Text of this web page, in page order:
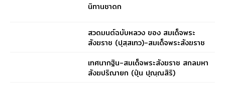
นิทานชาดก
สวดมนต์ฉบับหลวง ของ สมเด็จพระ
สังฆราช (ปุสฺสเทว)-สมเด็จพระสังฆราช
เทศนากฐิน-สมเด็จพระสังฆราช สกลมหา
สังฆปริณายก (ปุ่น ปุณฺณสิริ)